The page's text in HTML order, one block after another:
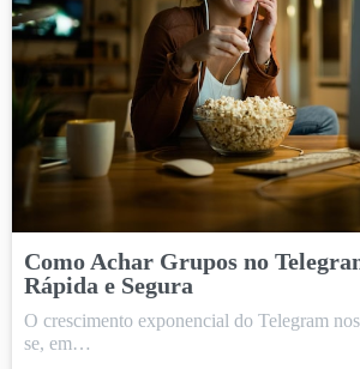
Como Achar Grupos no
Rápida e Segura
O crescimento exponencial do Telegram
se, em…